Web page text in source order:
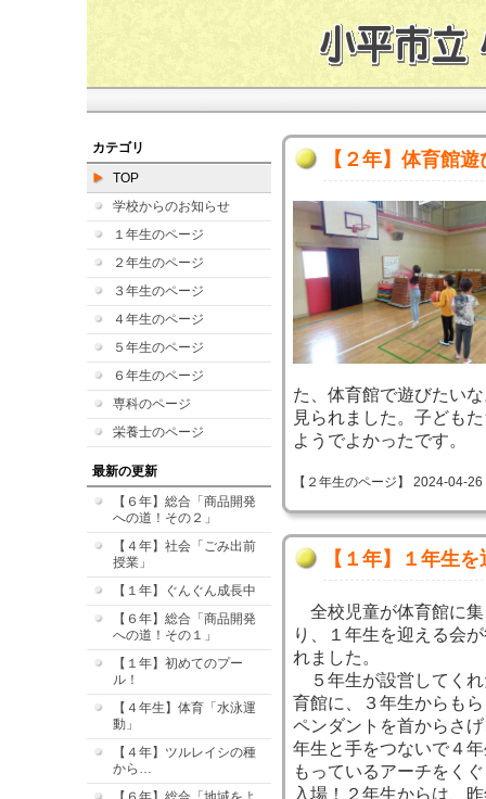
カテゴリ
TOP
学校からのお知らせ
１年生のページ
２年生のページ
３年生のページ
４年生のページ
５年生のページ
６年生のページ
専科のページ
栄養士のページ
最新の更新
【６年】総合「商品開発
への道！その２」
【４年】社会「ごみ出前
授業」
【１年】ぐんぐん成長中
【６年】総合「商品開発
への道！その１」
【１年】初めてのプー
ル！
【４年生】体育「水泳運
動」
【４年】ツルレイシの種
から…
【２年】体育館遊
た、体育館で遊びたい
見られました。子ども
ようでよかったです。
【２年生のページ】 2024-04-
【１年】１年生
全校児童が体育館に
り、１年生を迎える会
れました。
５年生が設営してくれ
育館に、３年生からも
ペンダントを首からさ
年生と手をつないで４
もっているアーチをく
入場！２年生からは、